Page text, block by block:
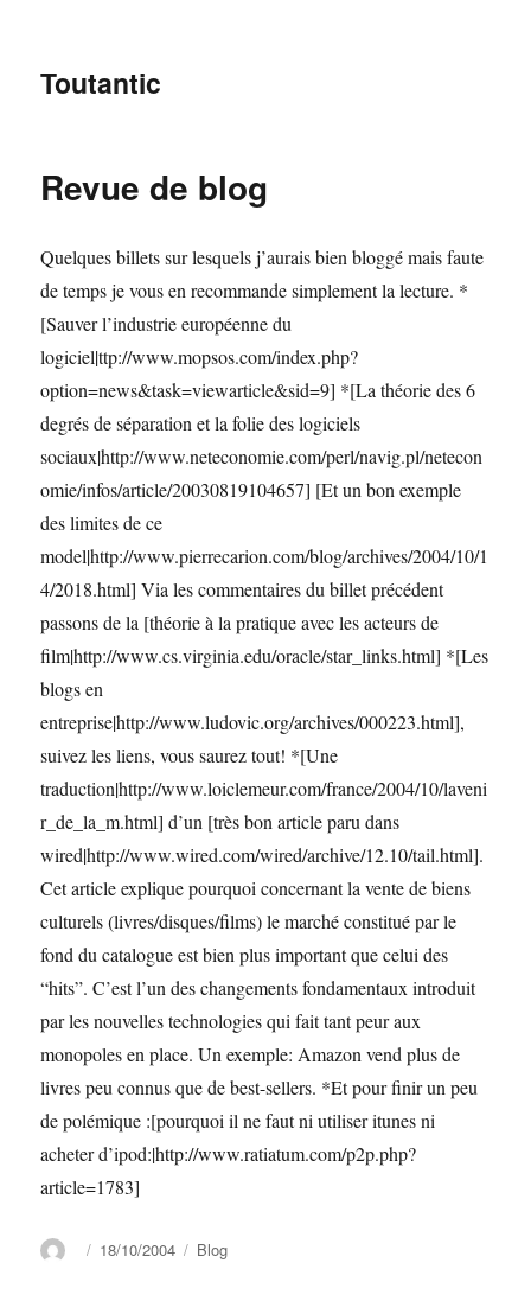
Toutantic
Revue de blog
Quelques billets sur lesquels j’aurais bien bloggé mais faute
de temps je vous en recommande simplement la lecture. *
[Sauver l’industrie européenne du
logiciel|ttp://www.mopsos.com/index.php?
option=news&task=viewarticle&sid=9] *[La théorie des 6
degrés de séparation et la folie des logiciels
sociaux|http://www.neteconomie.com/perl/navig.pl/netecon
omie/infos/article/20030819104657] [Et un bon exemple
des limites de ce
model|http://www.pierrecarion.com/blog/archives/2004/10/1
4/2018.html] Via les commentaires du billet précédent
passons de la [théorie à la pratique avec les acteurs de
film|http://www.cs.virginia.edu/oracle/star_links.html] *[Les
blogs en
entreprise|http://www.ludovic.org/archives/000223.html],
suivez les liens, vous saurez tout! *[Une
traduction|http://www.loiclemeur.com/france/2004/10/laveni
r_de_la_m.html] d’un [très bon article paru dans
wired|http://www.wired.com/wired/archive/12.10/tail.html].
Cet article explique pourquoi concernant la vente de biens
culturels (livres/disques/films) le marché constitué par le
fond du catalogue est bien plus important que celui des
“hits”. C’est l’un des changements fondamentaux introduit
par les nouvelles technologies qui fait tant peur aux
monopoles en place. Un exemple: Amazon vend plus de
livres peu connus que de best-sellers. *Et pour finir un peu
de polémique :[pourquoi il ne faut ni utiliser itunes ni
acheter d’ipod:|http://www.ratiatum.com/p2p.php?
article=1783]
AuthorPosted
18/10/2004 Categories
Blog